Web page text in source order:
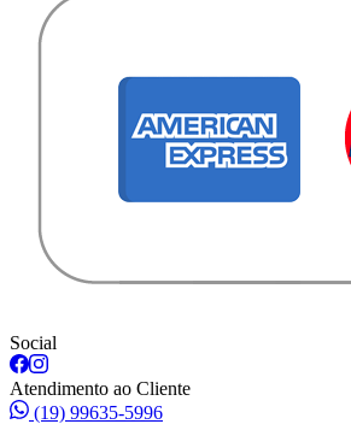
Social
Atendimento ao Cliente
(19) 99635-5996